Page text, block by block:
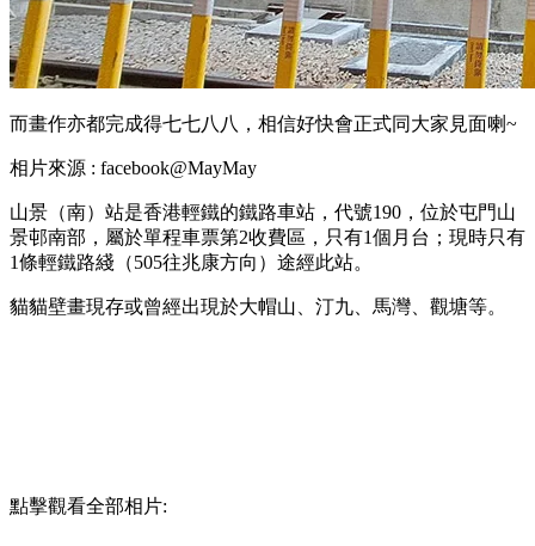
而畫作亦都完成得七七八八，相信好快會正式同大家見面喇~
相片來源 : facebook@MayMay
山景（南）站是香港輕鐵的鐵路車站，代號190，位於屯門山
景邨南部，屬於單程車票第2收費區，只有1個月台；現時只有
1條輕鐵路綫（505往兆康方向）途經此站。
貓貓壁畫現存或曾經出現於大帽山、汀九、馬灣、觀塘等。
點擊觀看全部相片: